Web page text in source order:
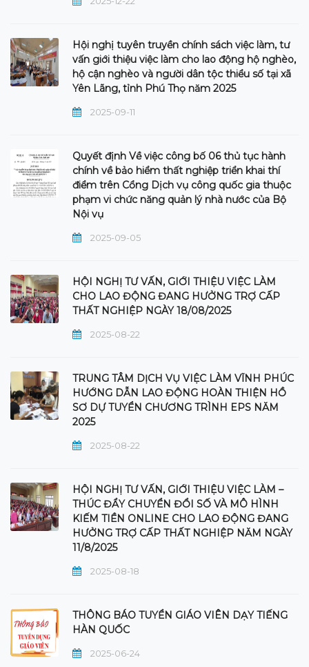
Hội nghị tuyên truyền chính sách việc làm, tư
vấn giới thiệu việc làm cho lao động hộ nghèo,
hộ cận nghèo và người dân tộc thiểu số tại xã
Yên Lãng, tỉnh Phú Thọ năm 2025
2025-09-11
Quyết định Về việc công bố 06 thủ tục hành
chính về bảo hiểm thất nghiệp triển khai thí
điểm trên Cổng Dịch vụ công quốc gia thuộc
phạm vi chức năng quản lý nhà nước của Bộ
Nội vụ
2025-09-05
HỘI NGHỊ TƯ VẤN, GIỚI THIỆU VIỆC LÀM
CHO LAO ĐỘNG ĐANG HƯỞNG TRỢ CẤP
THẤT NGHIỆP NGÀY 18/08/2025
2025-08-22
TRUNG TÂM DỊCH VỤ VIỆC LÀM VĨNH PHÚC
HƯỚNG DẪN LAO ĐỘNG HOÀN THIỆN HỒ
SƠ DỰ TUYỂN CHƯƠNG TRÌNH EPS NĂM
2025
2025-08-22
HỘI NGHỊ TƯ VẤN, GIỚI THIỆU VIỆC LÀM –
THÚC ĐẨY CHUYỂN ĐỔI SỐ VÀ MÔ HÌNH
KIẾM TIỀN ONLINE CHO LAO ĐỘNG ĐANG
HƯỞNG TRỢ CẤP THẤT NGHIỆP NĂM NGÀY
11/8/2025
2025-08-18
THÔNG BÁO TUYỂN GIÁO VIÊN DẠY TIẾNG
HÀN QUỐC
2025-06-24